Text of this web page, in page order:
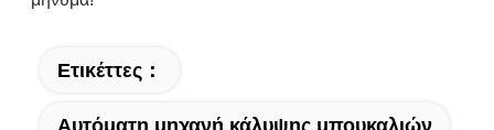
Ετικέττες：
Αυτόματη μηχανή κάλυψης μπουκαλιών